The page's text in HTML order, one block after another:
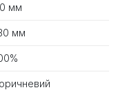
мм
мм